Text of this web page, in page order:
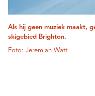
Als hij geen muziek maakt,
skigebied Brighton.
Foto: Jeremiah Watt